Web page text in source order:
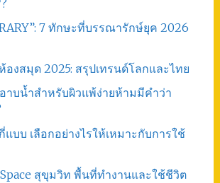
7 ทักษะที่บรรณารักษ์ยุค 2026
องสมุด 2025: สรุปเทรนด์โลกและไทย
าบน้ำสำหรับผิวแพ้ง่ายห้ามมีคำว่า
บบ เลือกอย่างไรให้เหมาะกับการใช้
สุขุมวิท พื้นที่ทำงานและใช้ชีวิต